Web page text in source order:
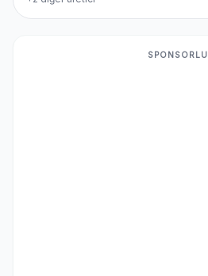
SPONSORLU